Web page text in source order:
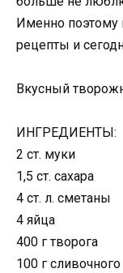
Именно поэтому
рецепты и
Вкусный
ИНГРЕДИЕНТЫ:
2 ст. муки
1,5 ст. сахара
4 ст. л. сметаны
4 яйца
400 г творога
100 г